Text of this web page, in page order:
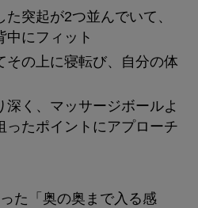
突起が2つ並んでいて、
中にフィット
その上に寝転び、自分の体
深く、マッサージボールよ
ったポイントにアプローチ
た「奥の奥まで入る感